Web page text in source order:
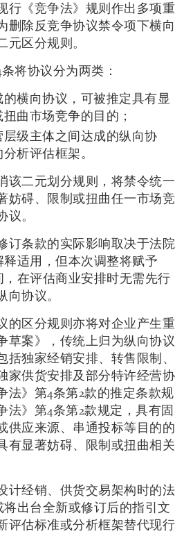
行《竞争法》规则作出多项重
删除反竞争协议禁令项下横向
元区分规则。
将协议分为两类：
横向协议，可被推定具有显
曲市场竞争的目的；
级主体之间达成的纵向协
析评估框架。
该二元划分规则，将禁令统一
妨碍、限制或扭曲任一市场竞
议。
订条款的实际影响取决于法院
释适用，但本次调整将赋予
，在评估商业安排时无需先行
向协议。
的区分规则亦将对企业产生重
草案》，传统上归为纵向协议
括独家经销安排、转售限制、
家供货安排及部分特许经营协
法》第4条第2款的推定条款规
法》第4条第2款规定，具有固
供应来源、串通投标等目的的
有显著妨碍、限制或扭曲相关
计经销、供货交易架构时的法
将出台全新或修订后的指引文
评估标准或分析框架替代现行